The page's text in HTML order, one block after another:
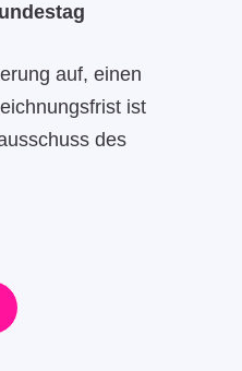
auf, einen
ist
des